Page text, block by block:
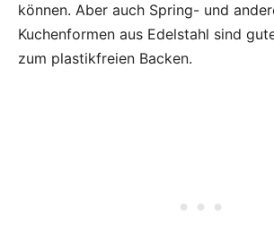
können. Aber auch Spring- und
Kuchenformen aus Edelstahl sind
zum plastikfreien Backen.